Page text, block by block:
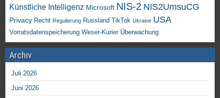
Künstliche Intelligenz Microsoft NIS-2 NIS2UmsuCG
Privacy Recht Regulierung Russland TikTok Ukraine USA
Vorratsdatenspeicherung Weser-Kurier Überwachung
Archiv
Juli 2026
Juni 2026